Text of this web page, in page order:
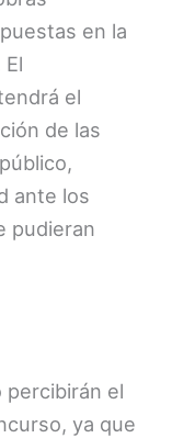
en la
el
de las
ante los
pudieran
el
ya que